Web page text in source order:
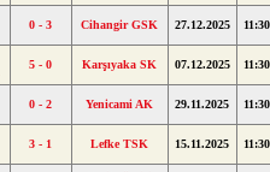
0 - 3 Cihangir GSK 27.12.2025 11:30
5 - 0 Karşıyaka SK 07.12.2025 11:30
0 - 2 Yenicami AK 29.11.2025 11:30
3 - 1 Lefke TSK 15.11.2025 11:30